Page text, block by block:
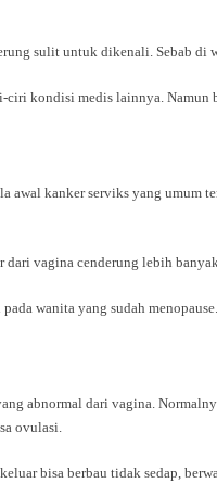
sulit untuk dikenali. Sebab
kondisi medis lainnya.
awal kanker serviks yang
vagina cenderung lebih
wanita yang sudah menopause.
abnormal dari vagina.
ovulasi.
bisa berbau tidak sedap,